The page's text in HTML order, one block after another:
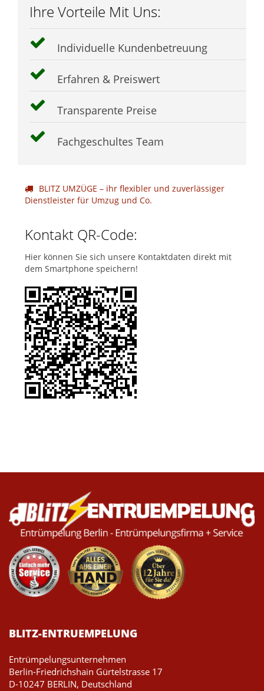
Ihre Vorteile Mit Uns:
Individuelle Kundenbetreuung
Erfahren & Preiswert
Transparente Preise
Fachgeschultes Team
BLITZ UMZÜGE – ihr flexibler und zuverlässiger
Dienstleister für Umzug und Co.
Kontakt QR-Code:
Hier können Sie sich unsere Kontaktdaten direkt mit
dem Smartphone speichern!
BLITZ-ENTRUEMPELUNG
Entrümpelungsunternehmen
Berlin-Friedrichshain Gürtelstrasse 17
D-10247 BERLIN, Deutschland